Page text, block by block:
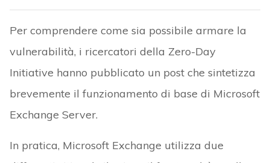
Per comprendere come sia possibile armare la
vulnerabilità, i ricercatori della Zero-Day
Initiative hanno pubblicato un post che sintetizza
brevemente il funzionamento di base di Microsoft
Exchange Server.
In pratica, Microsoft Exchange utilizza due